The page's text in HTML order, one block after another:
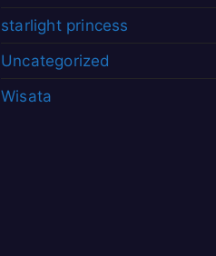
starlight princess
Uncategorized
Wisata